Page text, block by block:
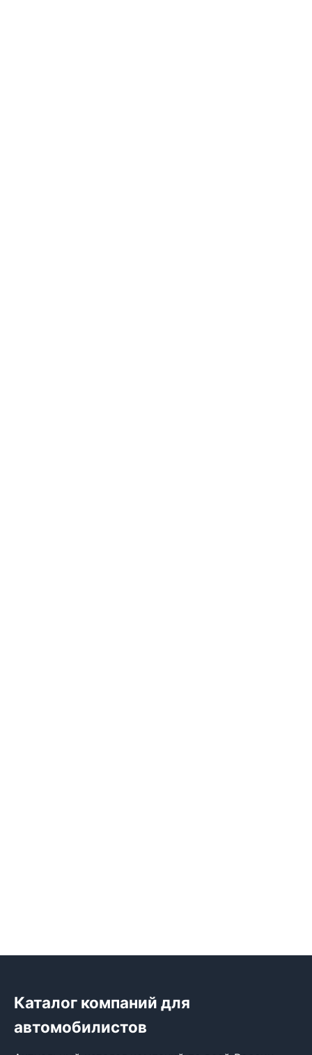
Каталог компаний для
автомобилистов